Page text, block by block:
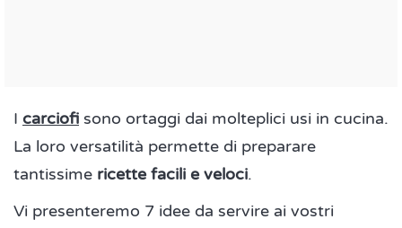
I carciofi sono ortaggi dai molteplici usi in cucina.
La loro versatilità permette di preparare
tantissime ricette facili e veloci.
Vi presenteremo 7 idee da servire ai vostri